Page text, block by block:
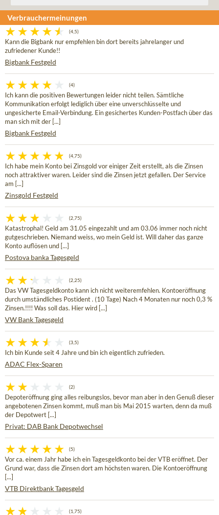
Verbrauchermeinungen
(4,5)
Kann die Bigbank nur empfehlen bin dort bereits jahrelanger und
zufriedener Kunde!!
Bigbank Festgeld
(4)
Ich kann die positiven Bewertungen leider nicht teilen. Sämtliche
Kommunikation erfolgt lediglich über eine unverschlüsselte und
ungesicherte Email-Verbindung. Ein gesichertes Kunden-Postfach über das
man sich mit der [...]
Bigbank Festgeld
(4,75)
Ich habe mein Konto bei Zinsgold vor einiger Zeit erstellt, als die Zinsen
noch attraktiver waren. Leider sind die Zinsen jetzt gefallen. Der Service
am [...]
Zinsgold Festgeld
(2,75)
Katastrophal! Geld am 31.05 eingezahlt und am 03.06 immer noch nicht
gutgeschrieben. Niemand weiss, wo mein Geld ist. Will daher das ganze
Konto auflösen und [...]
Postova banka Tagesgeld
(2,25)
Das VW Tagesgeldkonto kann ich nicht weiteremfehlen. Kontoeröffnung
durch umständliches Postident . (10 Tage) Nach 4 Monaten nur noch 0,3 %
Zinsen.!!!! Was soll das. Hier wird [...]
VW Bank Tagesgeld
(3,5)
Ich bin Kunde seit 4 Jahre und bin ich eigentlich zufrieden.
ADAC Flex-Sparen
(2)
Depoteröffnung ging alles reibungslos, bevor man aber in den Genuß dieser
angebotenen Zinsen kommt, muß man bis Mai 2015 warten, denn da muß
der Depotwert [...]
Privat: DAB Bank Depotwechsel
(5)
Vor ca. einem Jahr habe ich ein Tagesgeldkonto bei der VTB eröffnet. Der
Grund war, dass die Zinsen dort am höchsten waren. Die Kontoeröffnung
[...]
VTB Direktbank Tagesgeld
(1,75)